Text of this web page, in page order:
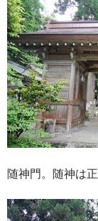
随神門。随神は